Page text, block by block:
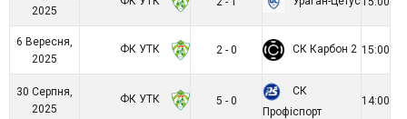
2025
6 Вересня,
2025
ФК УТК 2 - 0 СК Карбон 2 15:00
30 Серпня,
2025
ФК УТК 5 - 0
СК
Профіспорт
14:00